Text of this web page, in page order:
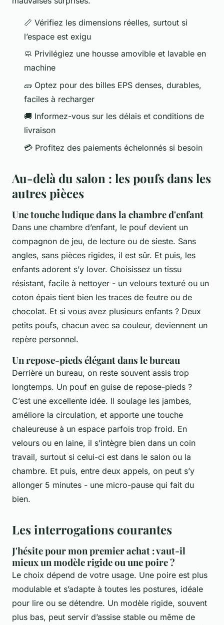
📏 Vérifiez les dimensions réelles, surtout si
l’espace est exigu
🧼 Privilégiez une housse amovible et lavable en
machine
🧱 Optez pour des billes EPS denses, durables,
faciles à recharger
🚚 Informez-vous sur les délais et conditions de
livraison
💳 Profitez des paiements échelonnés si besoin
Au-delà du salon : les poufs dans les
autres pièces
Une touche ludique dans la chambre d'enfant
Dans une chambre d’enfant, le pouf devient un
compagnon de jeu, de lecture ou de sieste. Sans
angles, sans pièces rigides, il est sûr. Et puis, les
enfants adorent s’y lover. Choisissez un tissu
résistant, facile à nettoyer - un velours texturé ou un
coton épais tient bien les traces de feutre ou de
chocolat. Et si vous avez plusieurs enfants ? Deux
petits poufs, chacun avec sa couleur, deviennent un
repère personnel.
Un repose-pieds élégant dans le bureau
Derrière un bureau, on reste souvent assis trop
longtemps. Un pouf en guise de repose-pieds ?
C’est une excellente idée. Il soulage les jambes,
améliore la circulation, et apporte une touche
chaleureuse à un espace parfois trop froid. En
velours ou en laine, il s’intègre bien dans un coin
travail, surtout si celui-ci est dans le salon ou la
chambre. Et puis, entre deux appels, on peut s’y
allonger 5 minutes - une micro-pause qui fait du
bien.
Les interrogations courantes
J'hésite pour mon premier achat : vaut-il
mieux un modèle rigide ou une poire ?
Le choix dépend de votre usage. Une poire est plus
modulable et s’adapte à toutes les postures, idéale
pour lire ou se détendre. Un modèle rigide, souvent
plus bas, peut servir d’assise stable ou même de